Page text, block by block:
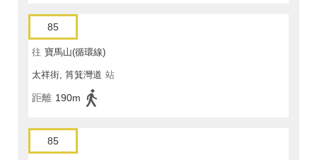
85
往 寶馬山(循環線)
太祥街, 筲箕灣道 站
距離 190m
85